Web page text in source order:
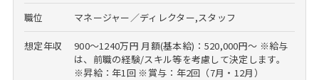
職位 マネージャー／ディレクター,スタッフ
想定年収
900～1240万円 月額(基本給)：520,000円～ ※給与
は、前職の経験/スキル等を考慮して決定します。
※昇給：年1回 ※賞与：年2回（7月・12月）